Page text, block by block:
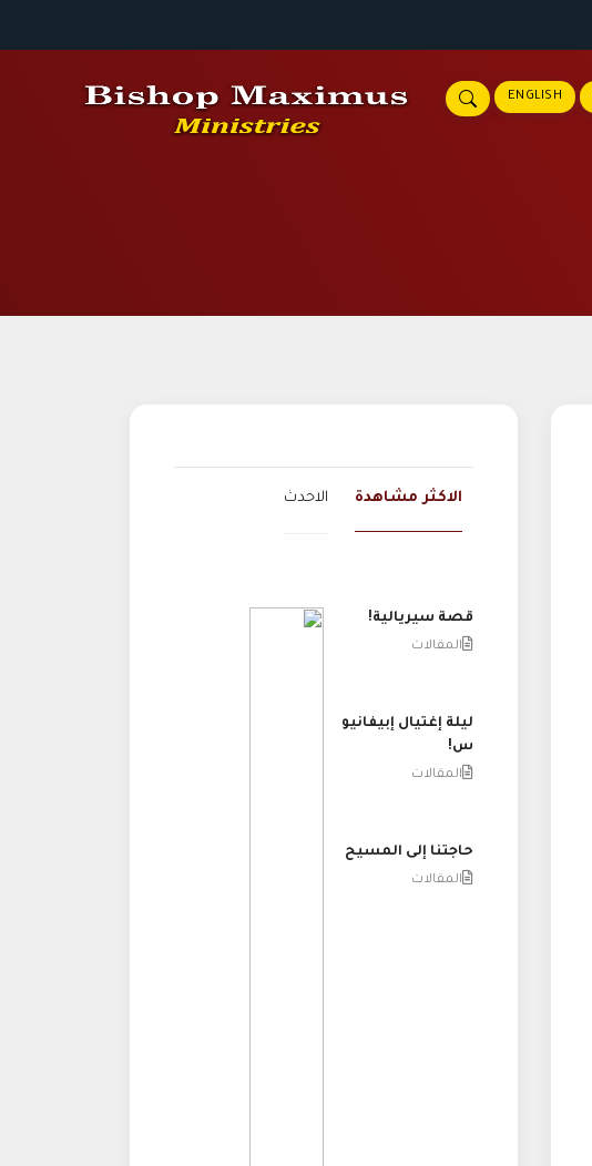
ENGLISH
الاكثر مشاهدة الاحدث
قصة سيريالية!
المقالات
ليلة إغتيال إبيفانيو
س!
المقالات
حاجتنا إلى المسيح
المقالات